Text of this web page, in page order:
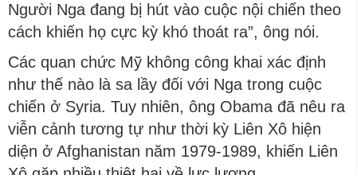
Người Nga đang bị hút vào cuộc nội chiến theo
cách khiến họ cực kỳ khó thoát ra”, ông nói.
Các quan chức Mỹ không công khai xác định
như thế nào là sa lầy đối với Nga trong cuộc
chiến ở Syria. Tuy nhiên, ông Obama đã nêu ra
viễn cảnh tương tự như thời kỳ Liên Xô hiện
diện ở Afghanistan năm 1979-1989, khiến Liên